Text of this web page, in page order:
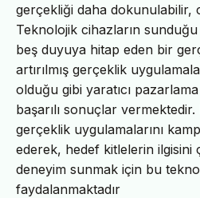
gerçekliği daha dokunulabilir,
Teknolojik cihazların
beş duyuya hitap eden bir
artırılmış gerçeklik
olduğu gibi yaratıcı
başarılı sonuçlar vermektedir.
gerçeklik uygulamalarını
ederek, hedef kitlelerin ilgisini
deneyim sunmak için bu
faydalanmaktadır